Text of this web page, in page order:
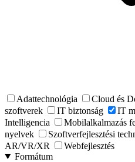
Adattechnológia Cloud és
szoftverek
IT biztonság IT
Intelligencia
Mobilalkalmazás
nyelvek
Szoftverfejlesztési
AR/VR/XR
Webfejlesztés
Formátum